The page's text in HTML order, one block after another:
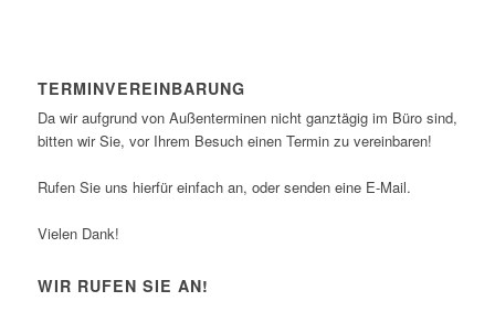
TERMINVEREINBARUNG
Da wir aufgrund von Außenterminen nicht ganztägig im Büro sind,
bitten wir Sie, vor Ihrem Besuch einen Termin zu vereinbaren!
Rufen Sie uns hierfür einfach an, oder senden eine E-Mail.
Vielen Dank!
WIR RUFEN SIE AN!